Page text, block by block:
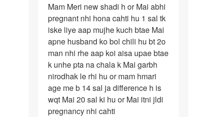
Mam
Meri
new
shadi
h
or
Mai
Mam Meri new shadi h or Mai abhi
pregnant nhi hona cahti hu 1 sal tk
iske liye aap mujhe kuch btae Mai
apne husband ko bol chili hu bt 2o
man nhi rhe aap koi aisa upae btae
k unhe pta na chala k Mai garbh
nirodhak le rhi hu or mam hmari
age me b 14 sal ja difference h is
wqt Mai 20 sal ki hu or Mai itni jldi
pregnancy nhi cahti